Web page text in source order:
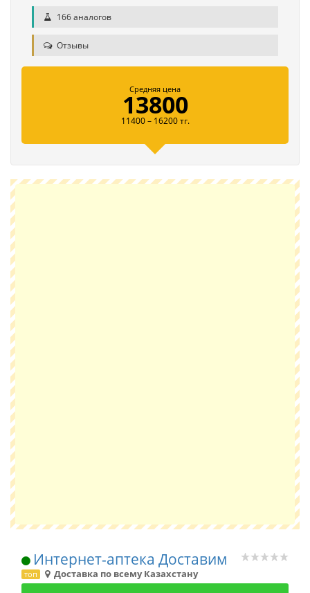
166 аналогов
Отзывы
Средняя цена
13800
11400 – 16200 тг.
Интернет-аптека Доставим
топ Доставка по всему Казахстану